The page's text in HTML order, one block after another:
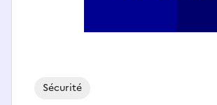
Sécurité